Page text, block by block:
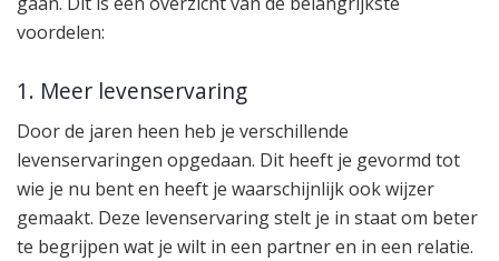
voordelen:
1. Meer levenservaring
Door de jaren heen heb je verschillende
levenservaringen opgedaan. Dit heeft je gevormd tot
wie je nu bent en heeft je waarschijnlijk ook wijzer
gemaakt. Deze levenservaring stelt je in staat om beter
te begrijpen wat je wilt in een partner en in een relatie.